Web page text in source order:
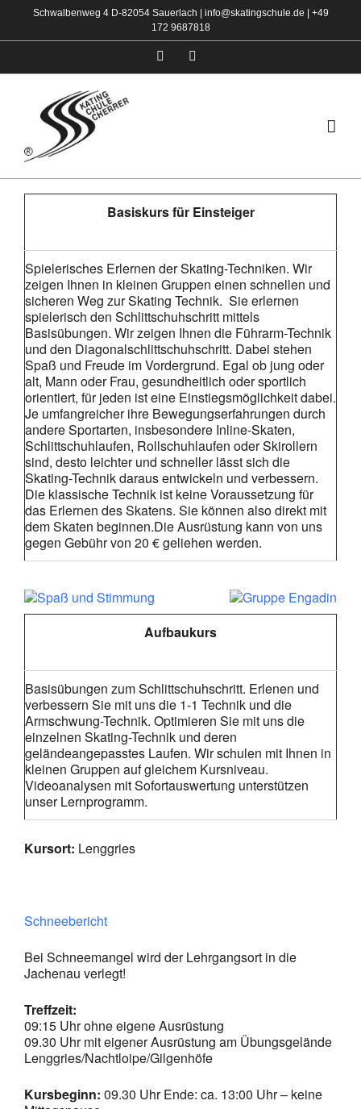
Schwalbenweg 4 D-82054 Sauerlach | info@skatingschule.de
+49
172 9687818
Facebook
Basiskurs für Einsteiger
Spielerisches Erlernen der Skating-Techniken. Wir
zeigen Ihnen in kleinen Gruppen einen schnellen und
sicheren Weg zur Skating Technik. Sie erlernen
spielerisch den Schlittschuhschritt mittels
Basisübungen. Wir zeigen Ihnen die Führarm-Technik
und den Diagonalschlittschuhschritt. Dabei stehen
Spaß und Freude im Vordergrund. Egal ob jung oder
alt, Mann oder Frau, gesundheitlich oder sportlich
orientiert, für jeden ist eine Einstiegsmöglichkeit dabei.
Je umfangreicher ihre Bewegungserfahrungen durch
andere Sportarten, insbesondere Inline-Skaten,
Schlittschuhlaufen, Rollschuhlaufen oder Skirollern
sind, desto leichter und schneller lässt sich die
Skating-Technik daraus entwickeln und verbessern.
Die klassische Technik ist keine Voraussetzung für
das Erlernen des Skatens. Sie können also direkt mit
dem Skaten beginnen.Die Ausrüstung kann von uns
gegen Gebühr von 20 € geliehen werden.
Aufbaukurs
Basisübungen zum Schlittschuhschritt. Erlenen und
verbessern Sie mit uns die 1-1 Technik und die
Armschwung-Technik. Optimieren Sie mit uns die
einzelnen Skating-Technik und deren
geländeangepasstes Laufen. Wir schulen mit Ihnen in
kleinen Gruppen auf gleichem Kursniveau.
Videoanalysen mit Sofortauswertung unterstützen
unser Lernprogramm.
Kursort: Lenggries
Schneebericht
Bei Schneemangel wird der Lehrgangsort in die
Jachenau verlegt!
Treffzeit:
09:15 Uhr ohne eigene Ausrüstung
09.30 Uhr mit eigener Ausrüstung am Übungsgelände
Lenggries/Nachtloipe/Gilgenhöfe
Kursbeginn: 09.30 Uhr Ende: ca. 13:00 Uhr – keine